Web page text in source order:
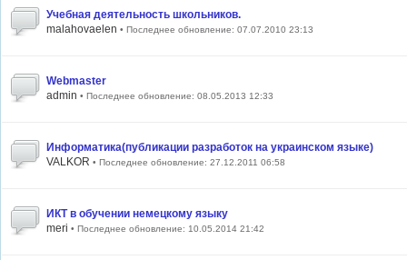
Учебная деятельность школьников.
malahovaelen • Последнее обновление: 07.07.2010 23:13
Webmaster
admin • Последнее обновление: 08.05.2013 12:33
Информатика(публикации разработок на украинском языке)
VALKOR • Последнее обновление: 27.12.2011 06:58
ИКТ в обучении немецкому языку
meri • Последнее обновление: 10.05.2014 21:42